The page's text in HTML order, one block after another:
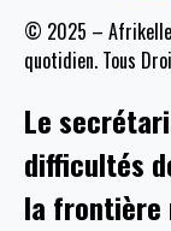
© 2025 –
quotidien. Tous
Le
difficultés
la frontière